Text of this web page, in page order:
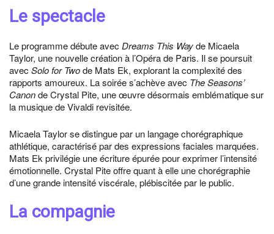
Le spectacle
Le programme débute avec Dreams This Wayde Micaela
Taylor, une nouvelle création à l’Opéra de Paris. Il se poursuit
avec Solo for Twode Mats Ek, explorant la complexité des
rapports amoureux. La soirée s’achève avec The Seasons’
Canonde Crystal Pite, une œuvre désormais emblématique sur
la musique de Vivaldi revisitée.
Micaela Taylor se distingue par un langage chorégraphique
athlétique, caractérisé par des expressions faciales marquées.
Mats Ek privilégie une écriture épurée pour exprimer l’intensité
émotionnelle. Crystal Pite offre quant à elle une chorégraphie
d’une grande intensité viscérale, plébiscitée par le public.
La compagnie